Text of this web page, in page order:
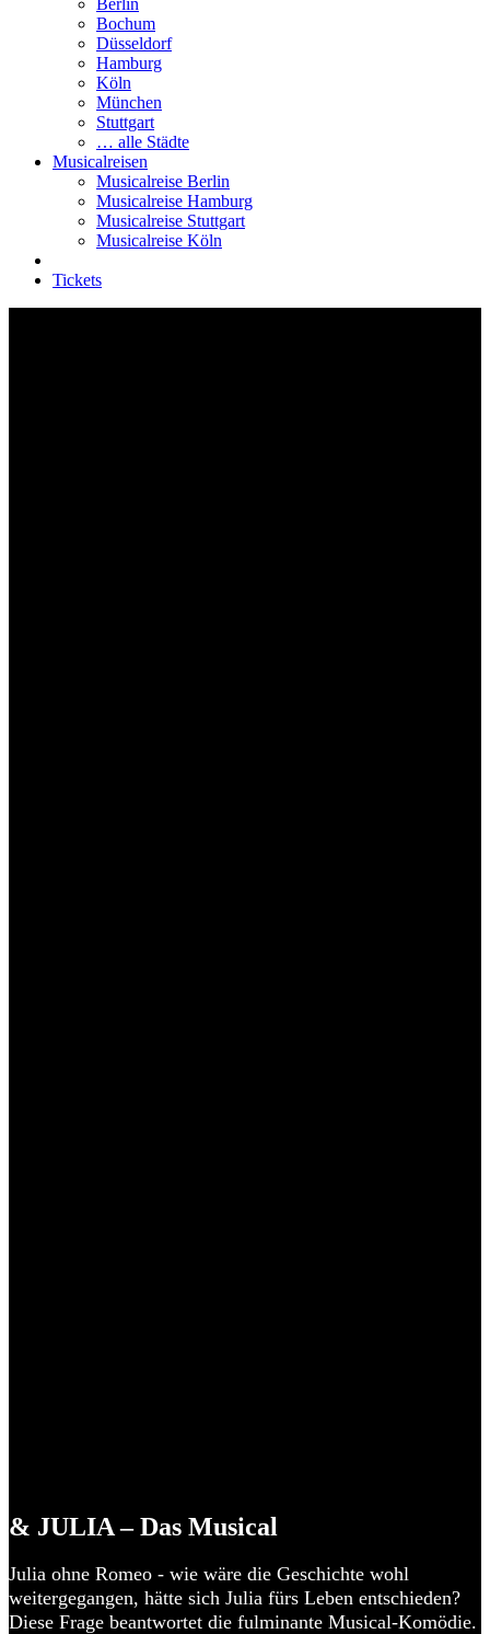
Berlin
Bochum
Düsseldorf
Hamburg
Köln
München
Stuttgart
… alle Städte
Musicalreisen
Musicalreise Berlin
Musicalreise Hamburg
Musicalreise Stuttgart
Musicalreise Köln
Tickets
& JULIA – Das Musical
Julia ohne Romeo - wie wäre die Geschichte wohl
weitergegangen, hätte sich Julia fürs Leben entschieden?
Diese Frage beantwortet die fulminante Musical-Komödie.